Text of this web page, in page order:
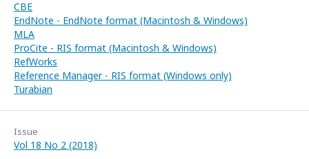
CBE
EndNote - EndNote format (Macintosh & Windows)
MLA
ProCite - RIS format (Macintosh & Windows)
RefWorks
Reference Manager - RIS format (Windows only)
Turabian
Issue
Vol 18 No 2 (2018)